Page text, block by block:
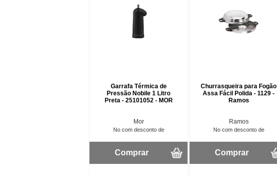
Garrafa Térmica de
Pressão Nobile 1 Litro
Preta - 25101052 - MOR
Mor
No com desconto de
Comprar
Churrasqueira para Fogão
Assa Fácil Polida - 1129 -
Ramos
Ramos
No com desconto de
Comprar